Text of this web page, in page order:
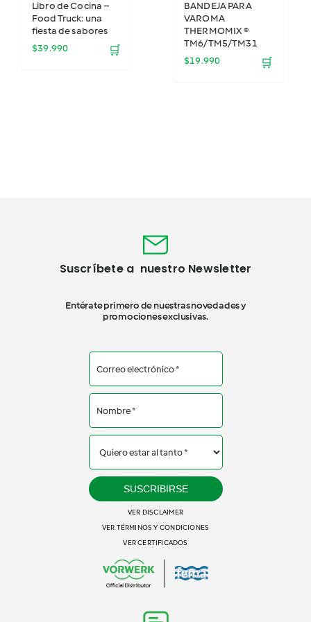
Libro de Cocina –
Food Truck: una
fiesta de sabores
$39.990 🛒
BANDEJA PARA
VAROMA
THERMOMIX ®
TM6/TM5/TM31
$19.990 🛒
Suscríbete a nuestro Newsletter
Entérate primero de nuestras novedades y
promociones exclusivas.
SUSCRIBIRSE
VER DISCLAIMER
VER TÉRMINOS Y CONDICIONES
VER CERTIFICADOS